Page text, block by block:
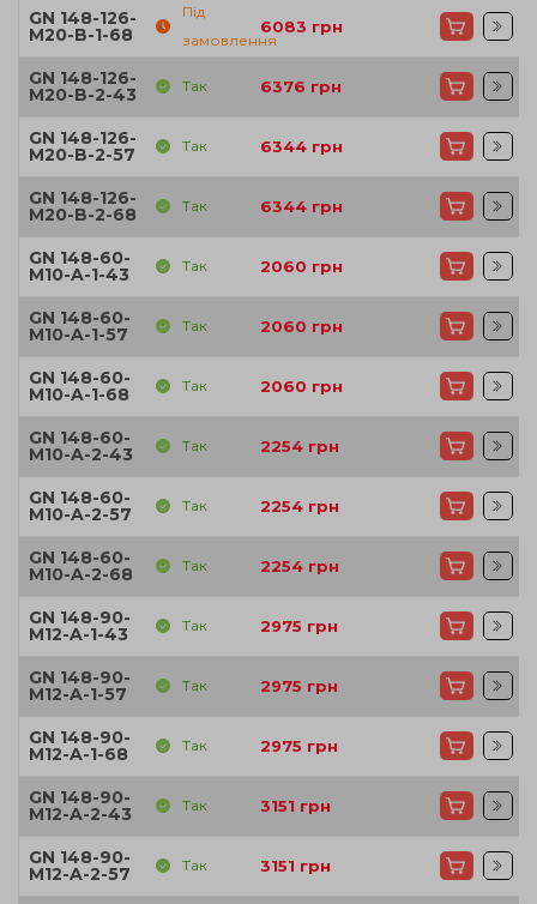
GN 148-126-
M20-B-1-68
Під
замовлення
6083 грн
GN 148-126-
M20-B-2-43 Так 6376 грн
GN 148-126-
M20-B-2-57 Так 6344 грн
GN 148-126-
M20-B-2-68 Так 6344 грн
GN 148-60-
M10-A-1-43 Так 2060 грн
GN 148-60-
M10-A-1-57 Так 2060 грн
GN 148-60-
M10-A-1-68 Так 2060 грн
GN 148-60-
M10-A-2-43 Так 2254 грн
GN 148-60-
M10-A-2-57 Так 2254 грн
GN 148-60-
M10-A-2-68 Так 2254 грн
GN 148-90-
M12-A-1-43 Так 2975 грн
GN 148-90-
M12-A-1-57 Так 2975 грн
GN 148-90-
M12-A-1-68 Так 2975 грн
GN 148-90-
M12-A-2-43 Так 3151 грн
GN 148-90-
M12-A-2-57 Так 3151 грн